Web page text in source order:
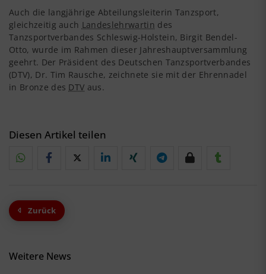
Auch die langjährige Abteilungsleiterin Tanzsport,
gleichzeitig auch Landeslehrwartin des
Tanzsportverbandes Schleswig-Holstein, Birgit Bendel-
Otto, wurde im Rahmen dieser Jahreshauptversammlung
geehrt. Der Präsident des Deutschen Tanzsportverbandes
(DTV), Dr. Tim Rausche, zeichnete sie mit der Ehrennadel
in Bronze des DTV aus.
Diesen Artikel teilen
Zurück
Weitere News